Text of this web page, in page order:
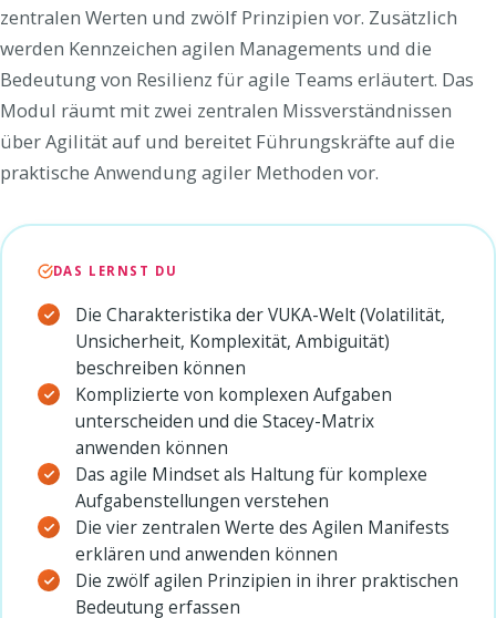
zentralen Werten und zwölf Prinzipien vor. Zusätzlich
werden Kennzeichen agilen Managements und die
Bedeutung von Resilienz für agile Teams erläutert. Das
Modul räumt mit zwei zentralen Missverständnissen
über Agilität auf und bereitet Führungskräfte auf die
praktische Anwendung agiler Methoden vor.
DAS LERNST DU
Die Charakteristika der VUKA-Welt (Volatilität,
Unsicherheit, Komplexität, Ambiguität)
beschreiben können
Komplizierte von komplexen Aufgaben
unterscheiden und die Stacey-Matrix
anwenden können
Das agile Mindset als Haltung für komplexe
Aufgabenstellungen verstehen
Die vier zentralen Werte des Agilen Manifests
erklären und anwenden können
Die zwölf agilen Prinzipien in ihrer praktischen
Bedeutung erfassen